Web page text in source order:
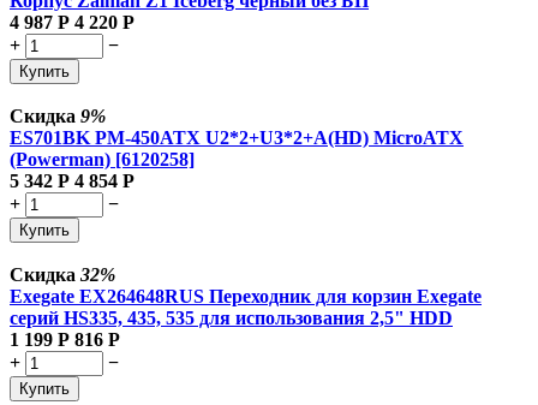
4 987 Р 4 220 Р
+
−
Купить
Скидка 9%
ES701BK PM-450ATX U2*2+U3*2+A(HD) MicroATX
(Powerman) [6120258]
5 342 Р 4 854 Р
+
−
Купить
Скидка 32%
Exegate EX264648RUS Переходник для корзин Exegate
серий HS335, 435, 535 для использования 2,5" HDD
1 199 Р 816 Р
+
−
Купить